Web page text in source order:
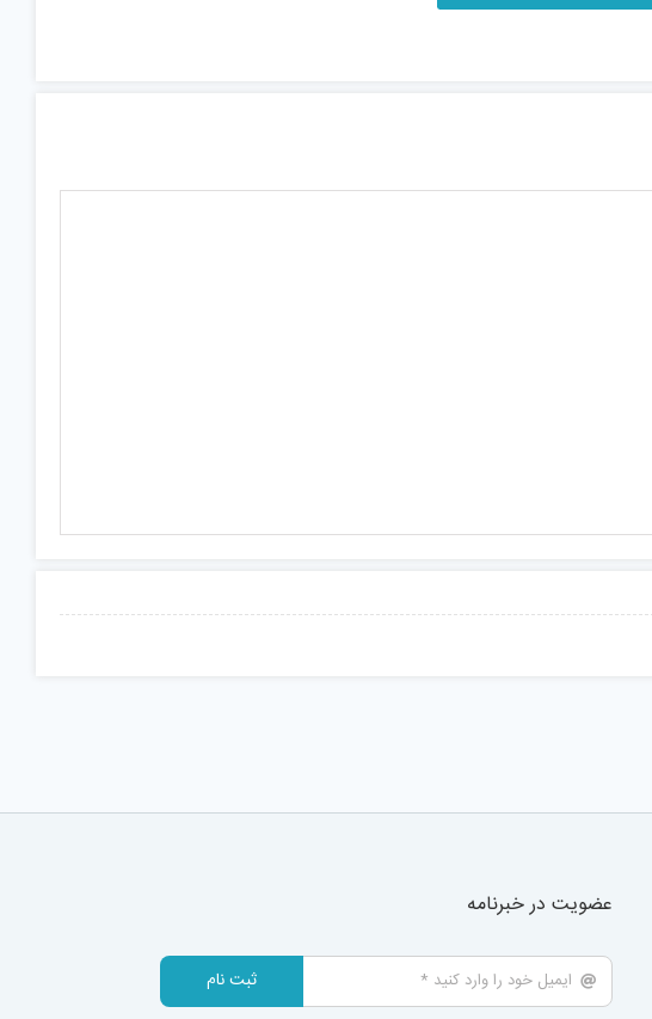
عضویت در خبرنامه
ثبت نام